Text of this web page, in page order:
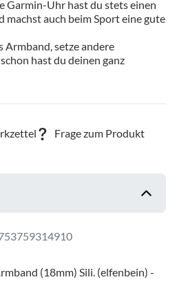
Garmin-Uhr hast du stets einen
machst auch beim Sport eine gute
Armband, setze andere
hast du deinen ganz
(18mm) Sili. (elfenbein) -